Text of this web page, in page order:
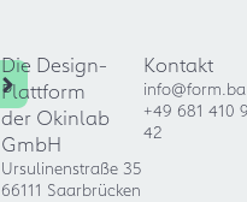
Die Design-
Plattform
der Okinlab
GmbH
Ursulinenstraße 35
66111 Saarbrücken
Kontakt
+49 681 410
42